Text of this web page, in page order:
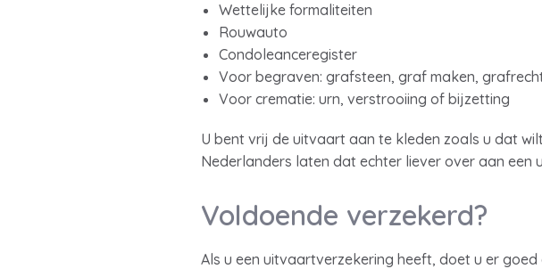
Wettelijke formaliteiten
Rouwauto
Condoleanceregister
Voor begraven: grafsteen, graf maken,
Voor crematie: urn, verstrooiing of bijzetting
U bent vrij de uitvaart aan te kleden zoals u dat
Nederlanders laten dat echter liever over aan een
Voldoende verzekerd?
Als u een uitvaartverzekering heeft, doet u er